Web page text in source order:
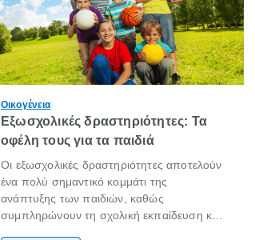
Οικογένεια
Εξωσχολικές δραστηριότητες: Τα
οφέλη τους για τα παιδιά
Οι εξωσχολικές δραστηριότητες αποτελούν
ένα πολύ σημαντικό κομμάτι της
ανάπτυξης των παιδιών, καθώς
συμπληρώνουν τη σχολική εκπαίδευση και